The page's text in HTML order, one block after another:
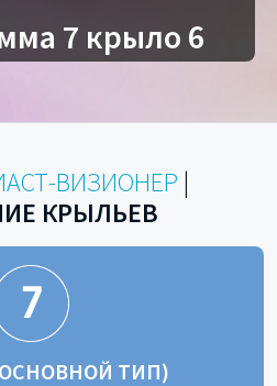
7 крыло 6
ВИЗИОНЕР |
КРЫЛЬЕВ
ТИП)